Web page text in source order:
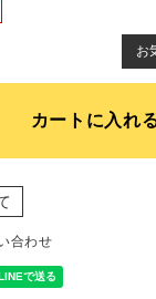
お
カートに入れ
合わせ